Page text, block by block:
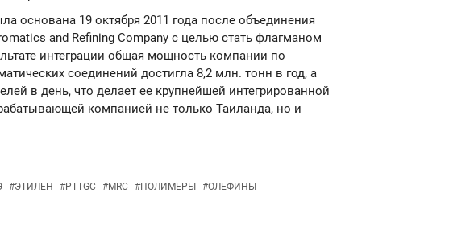
основана 19 октября 2011 года после объединения
and Refining Company с целью стать флагманом
интеграции общая мощность компании по
соединений достигла 8,2 млн. тонн в год, а
в день, что делает ее крупнейшей интегрированной
компанией не только Таиланда, но и
#ЭТИЛЕН #PTTGC #MRC #ПОЛИМЕРЫ #ОЛЕФИНЫ